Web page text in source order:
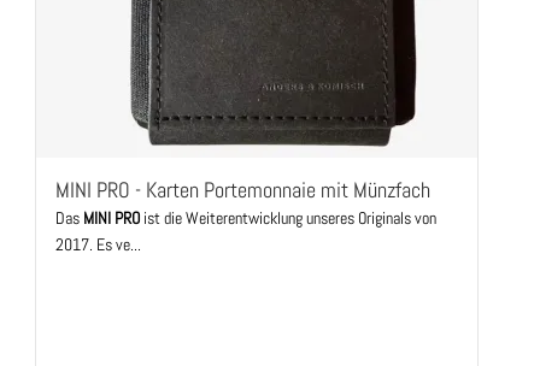
MINI PRO - Karten Portemonnaie mit Münzfach
Das MINI PRO ist die Weiterentwicklung unseres Originals von
2017. Es ve...